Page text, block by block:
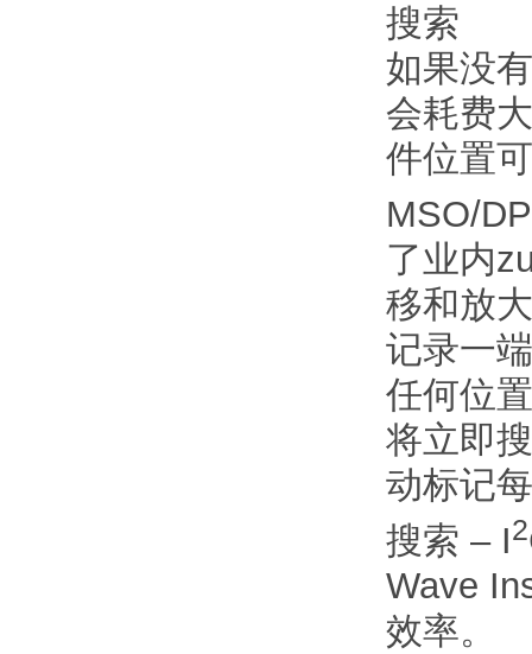
搜索
如果没
会耗费
件位置
MSO/
了业内
移和放
记录一
任何位
将立即
动标记
搜索 – I2
Wave
效率。